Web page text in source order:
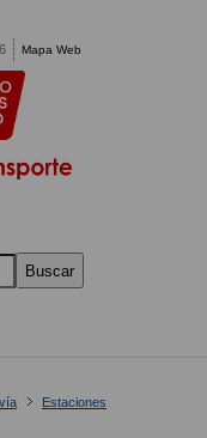
Mapa Web
Buscar
Estaciones